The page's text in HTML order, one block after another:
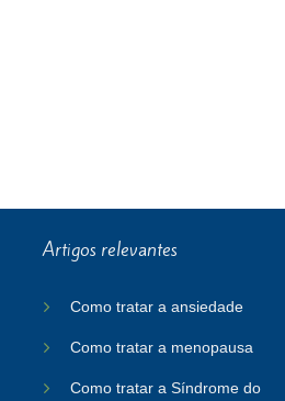
Artigos relevantes
Como tratar a ansiedade
Como tratar a menopausa
Como tratar a Síndrome do